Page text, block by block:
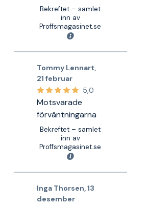
Bekreftet – samlet
inn av
Proffsmagasinet.se
Tommy Lennart
21 februar
5,0
Motsvarade
förväntningarna
Bekreftet – samlet
inn av
Proffsmagasinet.se
Inga Thorsen ,13
desember